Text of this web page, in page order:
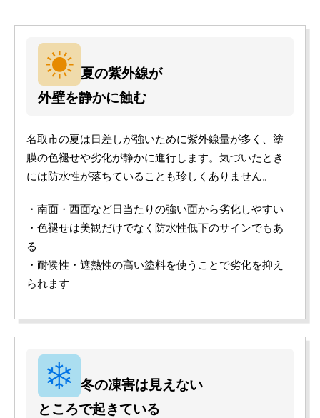
夏の紫外線が
外壁を静かに蝕む
名取市の夏は日差しが強いために紫外線量が多く、塗
膜の色褪せや劣化が静かに進行します。気づいたとき
には防水性が落ちていることも珍しくありません。
・南面・西面など日当たりの強い面から劣化しやすい
・色褪せは美観だけでなく防水性低下のサインでもあ
る
・耐候性・遮熱性の高い塗料を使うことで劣化を抑え
られます
冬の凍害は見えない
ところで起きている